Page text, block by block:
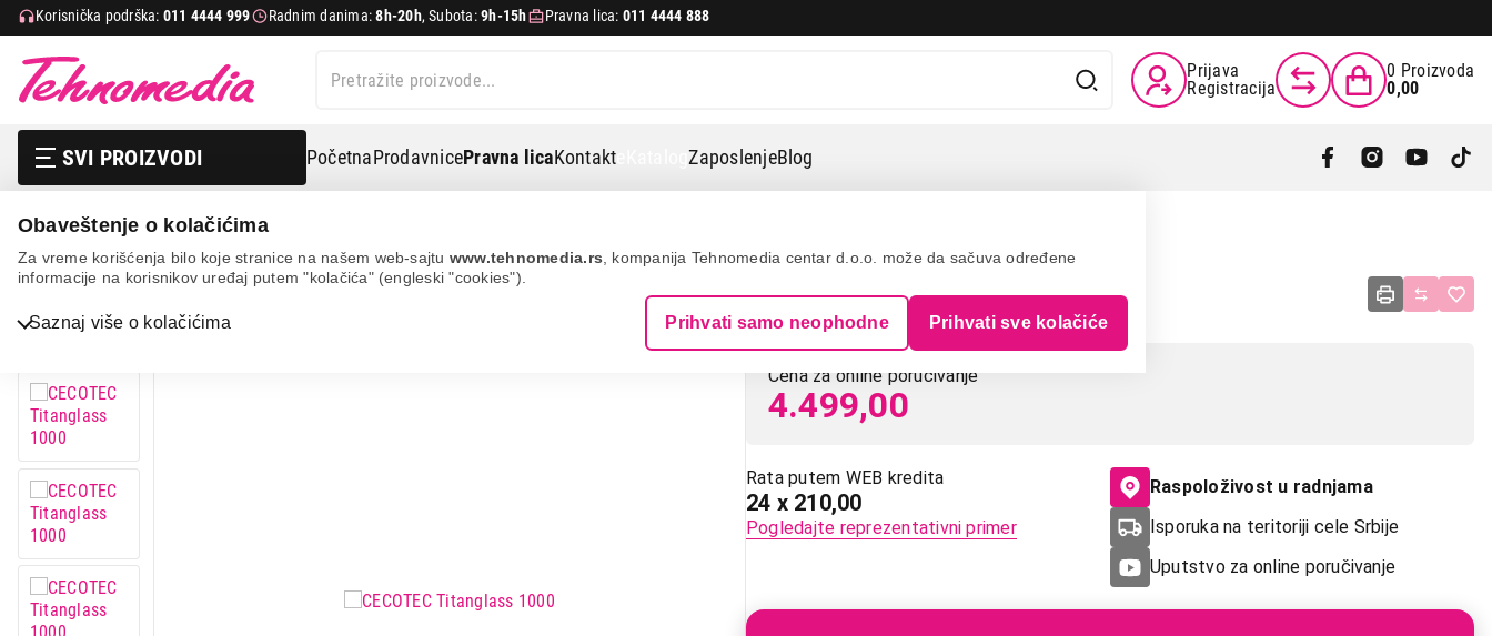
Obaveštenje o kolačićima
Za vreme korišćenja bilo koje stranice na našem web-sajtu www.tehnomedia.rs , kompanija Tehnomedia centar d.o.o. može da sačuva određene
informacije na korisnikov uređaj putem "kolačića" (engleski "cookies").
Saznaj više o kolačićima Prihvati samo neophodne Prihvati sve kolačiće
Korisnička podrška: 011 4444 999 Radnim danima:8h-20h, Subota:9h-15h Pravna lica: 011 4444 888
Prijava
Registracija
0 Proizvoda
0,00
SVI PROIZVODI PočetnaProdavnicePravna licaKontakt eKatalogZaposlenjeBlog
Bela tehnika
IT & Gaming
Mali kućni aparati
Mali kuhinjski aparati
Grejanje i hlađenje
Nega tela, lepota i zdravlje
Mali kuhinjski aparati Seckalice
CECOTEC Titanglass 1000
Cena za online poručivanje
4.499,00
Rata putem WEB kredita
24 x 210,00
Pogledajte reprezentativni primer
Raspoloživost u radnjama
Isporuka na teritoriji cele Srbije
Uputstvo za online poručivanje